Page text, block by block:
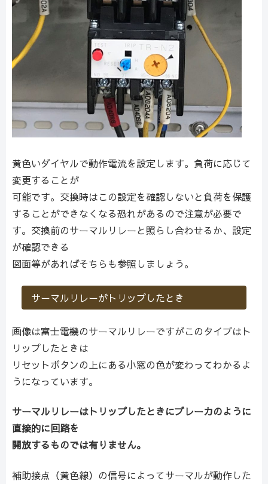
黄色いダイヤルで動作電流を設定します。負荷に応じて
変更することが
可能です。交換時はこの設定を確認しないと負荷を保護
することができなくなる恐れがあるので注意が必要で
す。交換前のサーマルリレーと照らし合わせるか、設定
が確認できる
図面等があればそちらも参照しましょう。
サーマルリレーがトリップしたとき
画像は富士電機のサーマルリレーですがこのタイプはト
リップしたときは
リセットボタンの上にある小窓の色が変わってわかるよ
うになっています。
サーマルリレーはトリップしたときにブレーカのように
直接的に回路を
開放するものでは有りません。
補助接点（黄色線）の信号によってサーマルが動作した